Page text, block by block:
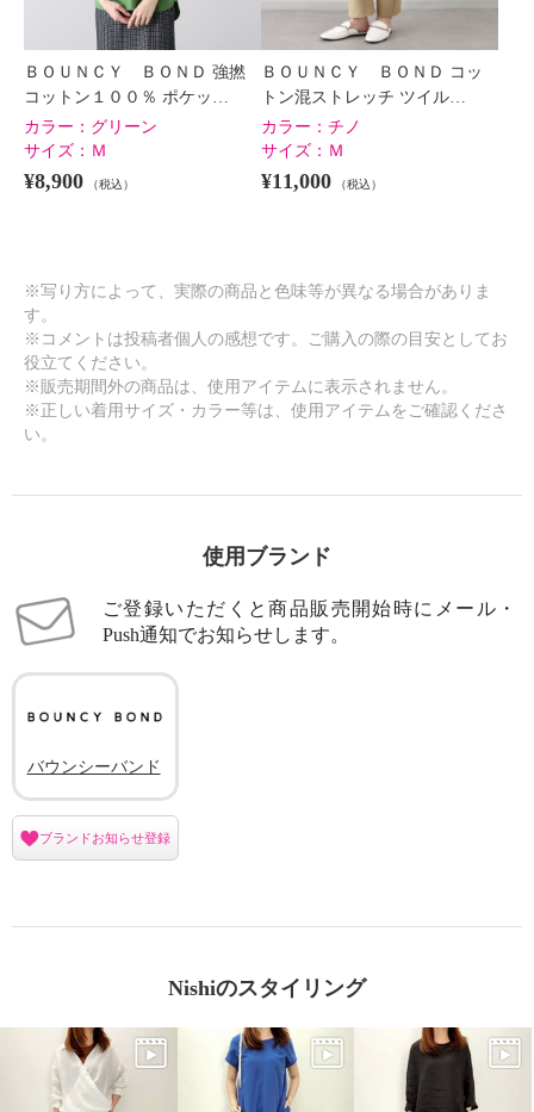
ＢＯＵＮＣＹ ＢＯＮＤ 強撚
コットン１００％ ポケッ…
カラー： グリーン
サイズ： Ｍ
¥8,900 （税込）
ＢＯＵＮＣＹ ＢＯＮＤ コッ
トン混ストレッチ ツイル…
カラー： チノ
サイズ： Ｍ
¥11,000 （税込）
※写り方によって、実際の商品と色味等が異なる場合がありま
す。
※コメントは投稿者個人の感想です。ご購入の際の目安としてお
役立てください。
※販売期間外の商品は、使用アイテムに表示されません。
※正しい着用サイズ・カラー等は、使用アイテムをご確認くださ
い。
使用ブランド
ご登録いただくと商品販売開始時にメール・
Push通知でお知らせします。
バウンシーバンド
ブランドお知らせ登録
Nishiのスタイリング